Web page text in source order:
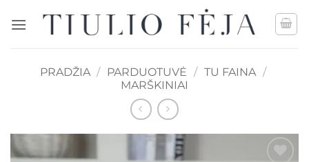
PRADŽIA / PARDUOTUVĖ / TU FAINA /
MARŠKINIAI